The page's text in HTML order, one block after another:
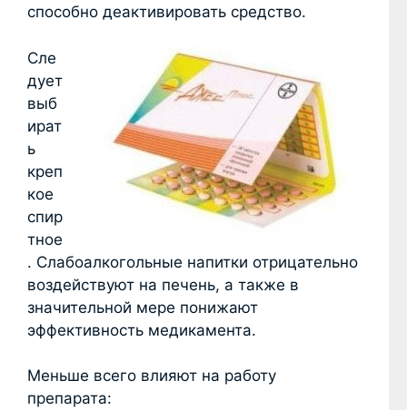
способно деактивировать средство.
Сле
дует
выб
ират
ь
креп
кое
спир
тное
. Слабоалкогольные напитки отрицательно
воздействуют на печень, а также в
значительной мере понижают
эффективность медикамента.
Меньше всего влияют на работу
препарата: